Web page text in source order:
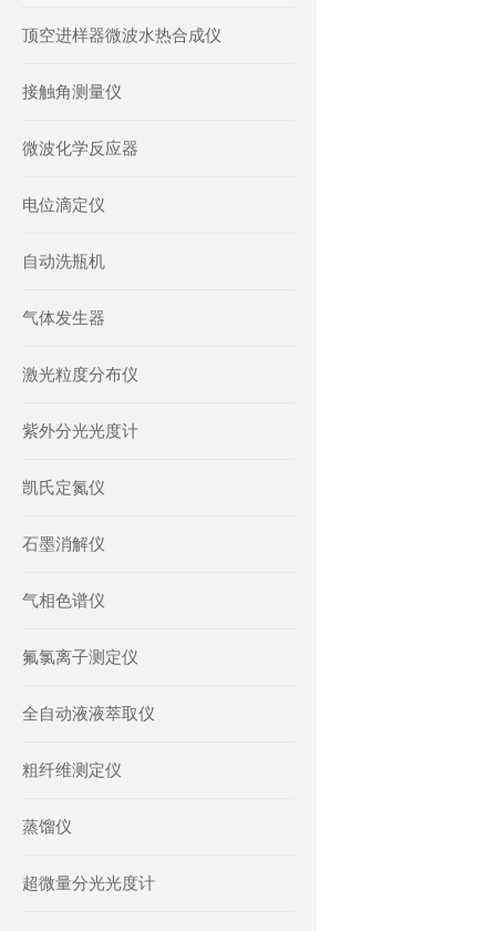
顶空进样器微波水热合成仪
接触角测量仪
微波化学反应器
电位滴定仪
自动洗瓶机
气体发生器
激光粒度分布仪
紫外分光光度计
凯氏定氮仪
石墨消解仪
气相色谱仪
氟氯离子测定仪
全自动液液萃取仪
粗纤维测定仪
蒸馏仪
超微量分光光度计